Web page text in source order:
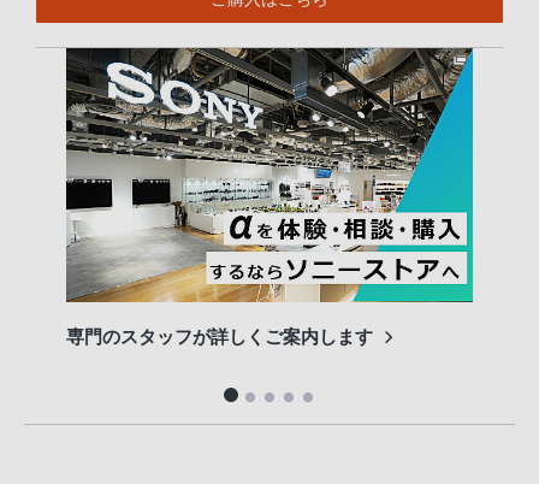
専門のスタッフが詳しくご案内します